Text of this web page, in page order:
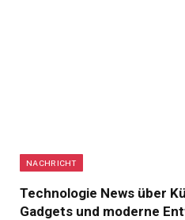
NACHRICHT
Technologie News über
Gadgets und moderne